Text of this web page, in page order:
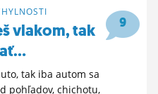
9
vlakom, tak
tak iba autom sa
pohľadov, chichotu,